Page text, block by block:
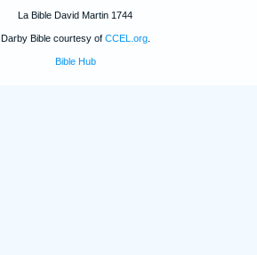
La Bible David Martin 1744
Darby Bible courtesy of CCEL.org.
Bible Hub